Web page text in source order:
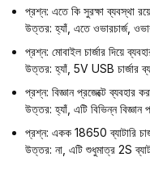
প্রশ্ন: এতে কি সুরক্ষা ব্যবস্থা
উত্তর: হ্যাঁ, এতে ওভারচার্জ,
প্রশ্ন: মোবাইল চার্জার দিয়ে
উত্তর: হ্যাঁ, 5V USB চার্জার
প্রশ্ন: বিজ্ঞান প্রজেক্টে ব্যবহার
উত্তর: হ্যাঁ, এটি বিভিন্ন
প্রশ্ন: একক 18650 ব্যাটারি
উত্তর: না, এটি শুধুমাত্র 2S